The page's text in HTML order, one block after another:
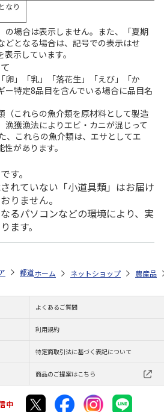
なり
の場合は表示しません。また、「夏期
どとなる場合は、記号での表示はせ
示しています。
卵」「乳」「落花生」「えび」「か
ー特定8品目を含んでいる場合に品目名
これらの魚介類を原材料として製造
漁獲漁法によりエビ・カニが混じって
、これらの魚介類は、エサとしてエ
があります。
す。
れていない「小道具類」はお届け
りません。
るパソコンなどの環境により、実
ます。
都道府県から探す 新潟県 久比岐も
ホーム ネットショップ 農産品
よくあるご質問
利用規約
特定商取引法に基づく表記について
商品のご提案はこちら
中